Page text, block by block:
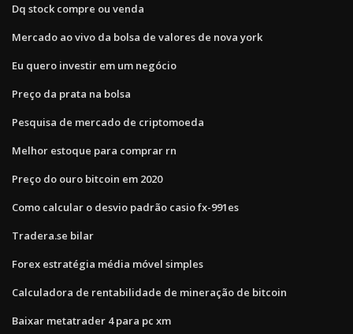
Dq stock compre ou venda
Mercado ao vivo da bolsa de valores de nova york
Eu quero investir em um negócio
Preço da prata na bolsa
Pesquisa de mercado de criptomoeda
Melhor estoque para comprar rn
Preço do ouro bitcoin em 2020
Como calcular o desvio padrão casio fx-991es
Tradera.se bilar
Forex estratégia média móvel simples
Calculadora de rentabilidade de mineração de bitcoin
Baixar metatrader 4 para pc xm